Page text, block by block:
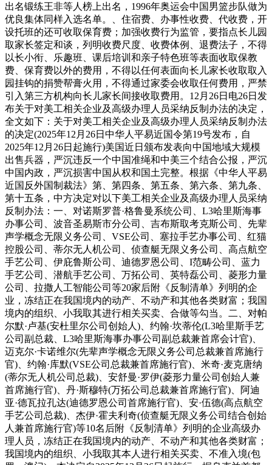
出名锻练王非等人榜上出名，1996年奥运会中国男篮步队做为
优良集体同样入选名单。、住宿费、办事性收费、代收费，开
设托班的还可收取保育费；加强收费行为监管，要指点长儿园
取家长签定和谈，列明收费尺度、收费体例、退费法子，不得
以长小衔、乐趣班、课后培训和亲子特色班等表面收取保教
费、保育费以外的费用，不得以任何表面向长儿家长收取取入
园挂钩的捐赞帮膏火用，不得通过家委会收取任何费用，严禁
引入第三方机构向长儿家长间接收取费用。12月26日电26日发
布关于对美工相关企业及高级办理人员采纳反制办法的决定，
全文如下：关于对美工相关企业及高级办理人员采纳反制办法
的决定(2025年12月26日中华人平易近国令第19号发布，自
2025年12月26日起施行)美国近日颁布发表向中国地域大规模
出售兵器，严沉违反一个中国准绳和中美三个结合公报，严沉
中国内政，严沉损害中国从权和国土完整。根据《中华人平易
近国反外国制裁法》第、第四条、第五条、第六条、第九条、
第十五条，中方决定对以下美工相关企业及高级办理人员采纳
反制办法：一、对诺斯罗普·格鲁曼系统公司、L3哈里斯海事
办事公司、波音圣易斯市分公司、吉布斯取考克斯公司、先辈
声学概念无限义务公司、VSE公司、塞拉手艺办事公司、红猫
控股公司、蒂尔无人机公司、侦查艇无限义务公司、高点航空
手艺公司、伊庇鲁斯公司、迪德罗恩公司、I范畴公司、蓝力
手艺公司、潜航手艺公司、万拓公司、英特磊公司、菱形力量
公司、拉撒人工智能公司等20家后附《反制清单》列明的企
业，冻结正在我国境内的动产、不动产和其他各类财富；我国
境内的组织、小我取其进行相关买卖、合做等勾当。二、对帕
尔默·卢基(安杜里尔公司创始人)、约翰·坎蒂伦(L3哈里斯手艺
公司副总裁、L3哈里斯海事办事公司副总裁兼首席会计官)、
迈克尔·卡诺维尔(先辈声学概念无限义务公司总裁兼首席施行
官)、约翰·库默(VSE公司总裁兼首席施行官)、米奇·麦克唐纳
(蒂尔无人机公司总裁)、安舒曼·罗伊(菱形力量公司创始人兼
首席施行官)、丹·斯穆特(万拓公司总裁兼首席施行官)、阿迪
亚·德瓦拉孔达(迪德罗恩公司首席施行官)、安·伍德(高点航空
手艺公司总裁)、杰伊·霍夫利奇(侦查艇无限义务公司结合创始
人兼首席施行官)等10名后附《反制清单》列明的企业高级办
理人员，冻结正在我国境内的动产、不动产和其他各类财富；
我国境内的组织、小我取其本人进行相关买卖、不准入境(包